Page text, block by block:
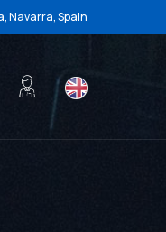
Navarra, Spain